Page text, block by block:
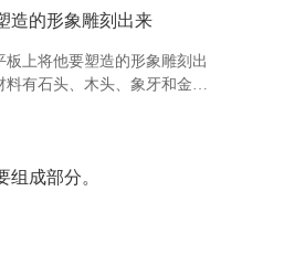
造的形象雕刻出来
上将他要塑造的形象雕刻出
有石头、木头、象牙和金属
成部分。